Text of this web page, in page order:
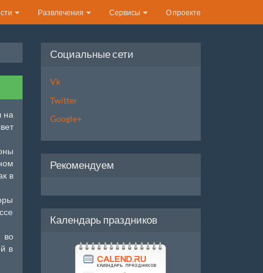
Развлечения Сервисы О проекте
на
в
во
в
Социальные сети
Vk
Twitter
Google+
Рекомендуем
Календарь праздников